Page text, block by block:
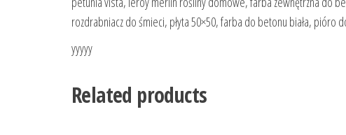
rozdrabniacz do śmieci, płyta 50×50, farba do betonu biała, pióro
yyyyy
Related products